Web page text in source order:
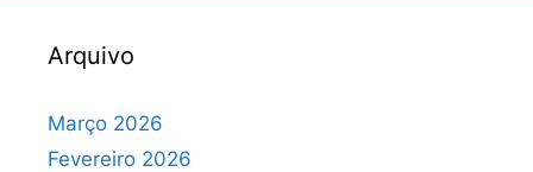
Arquivo
Março 2026
Fevereiro 2026